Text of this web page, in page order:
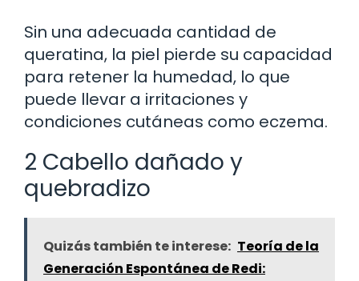
Sin una adecuada cantidad de
queratina, la piel pierde su capacidad
para retener la humedad, lo que
puede llevar a irritaciones y
condiciones cutáneas como eczema.
2 Cabello dañado y
quebradizo
Quizás también te interese: Teoría de la
Generación Espontánea de Redi: